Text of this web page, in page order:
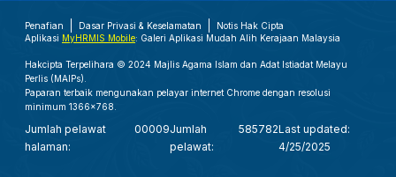
Penafian Dasar Privasi & Keselamatan
Notis Hak Cipta
Aplikasi MyHRMIS Mobile: Galeri Aplikasi Mudah Alih Kerajaan Malaysia
Hakcipta Terpelihara © 2024 Majlis Agama Islam dan Adat Istiadat Melayu
Perlis (MAIPs).
Paparan terbaik mengunakan pelayar internet Chrome dengan resolusi
minimum 1366x768.
Jumlah pelawat
halaman:
00009Jumlah
pelawat:
585782Last updated:
4/25/2025